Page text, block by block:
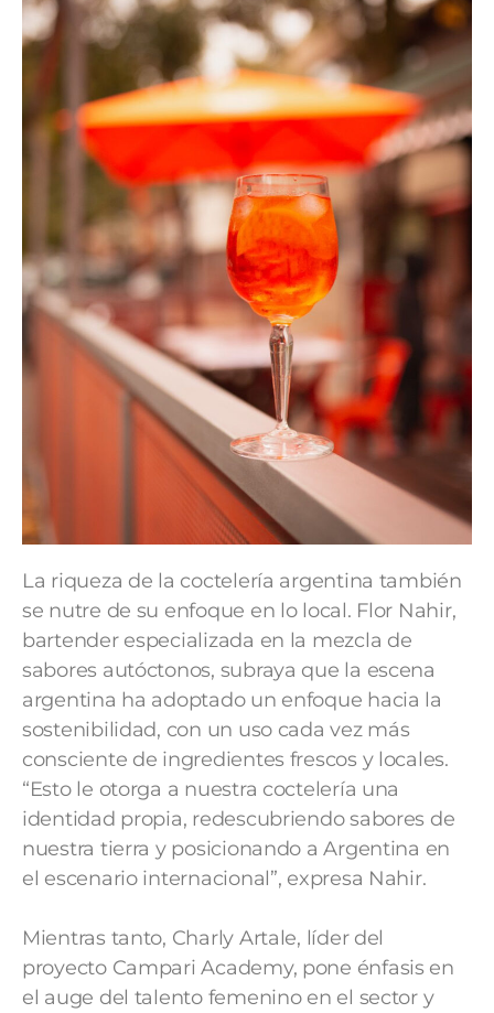
La riqueza de la coctelería argentina también
se nutre de su enfoque en lo local. Flor Nahir,
bartender especializada en la mezcla de
sabores autóctonos, subraya que la escena
argentina ha adoptado un enfoque hacia la
sostenibilidad, con un uso cada vez más
consciente de ingredientes frescos y locales.
“Esto le otorga a nuestra coctelería una
identidad propia, redescubriendo sabores de
nuestra tierra y posicionando a Argentina en
el escenario internacional”, expresa Nahir.
Mientras tanto, Charly Artale, líder del
proyecto Campari Academy, pone énfasis en
el auge del talento femenino en el sector y